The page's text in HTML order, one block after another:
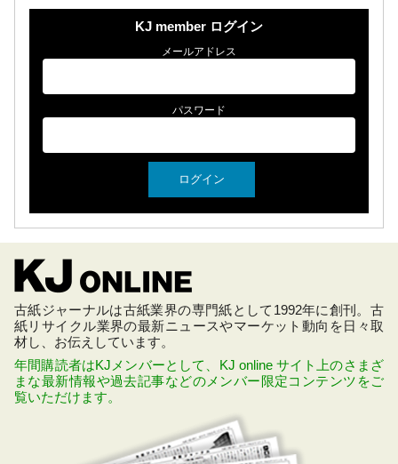
KJ member ログイン
メールアドレス
パスワード
古紙ジャーナルは古紙業界の専門紙として1992年に創刊。古
紙リサイクル業界の最新ニュースやマーケット動向を日々取
材し、お伝えしています。
年間購読者はKJメンバーとして、KJ online サイト上のさまざ
まな最新情報や過去記事などのメンバー限定コンテンツをご
覧いただけます。